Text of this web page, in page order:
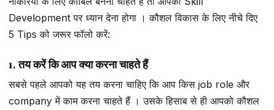
Development पर ध्यान देना होगा । कौशल विकास के लिए नीचे दिए
5 Tips को जरूर फॉलो करें:
1. तय करें कि आप क्या करना चाहते हैं
सबसे पहले आपको यह तय करना चाहिए कि आप किस job role और
company में काम करना चाहते हैं । उसके हिसाब से ही आपको कौशल